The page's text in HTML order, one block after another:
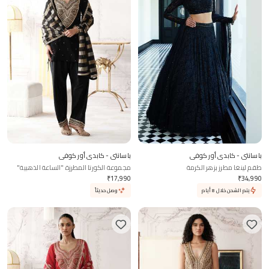
باسانتي - كابدي أور كوفي
طقم لينغا مطرز بزهر الكرمة
₹34,990
يتم الشحن خلال 8 أيام
باسانتي - كابدي أور كوفي
مجموعة الكورتا المطرزة "الساعة الذهبية"
₹17,990
وصل حديثاً